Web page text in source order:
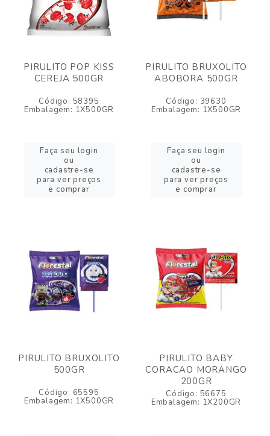
PIRULITO POP KISS
CEREJA 500GR
Código: 58395
Embalagem: 1X500GR
Faça seu login
ou
cadastre-se
para ver preços
e comprar
PIRULITO BRUXOLITO
ABOBORA 500GR
Código: 39630
Embalagem: 1X500GR
Faça seu login
ou
cadastre-se
para ver preços
e comprar
PIRULITO BRUXOLITO
500GR
Código: 65595
Embalagem: 1X500GR
PIRULITO BABY
CORACAO MORANGO
200GR
Código: 56675
Embalagem: 1X200GR